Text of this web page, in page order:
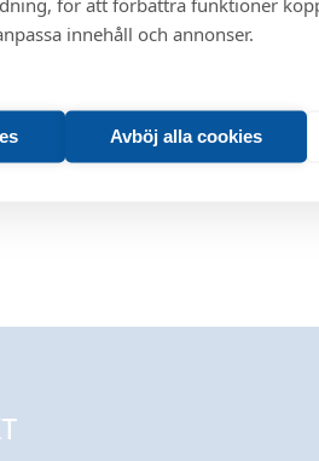
innehåll och annonser.
Avböj alla cookies